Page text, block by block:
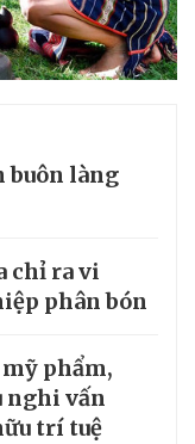
buôn làng
chỉ ra vi
phân bón
mỹ phẩm,
nghi vấn
trí tuệ